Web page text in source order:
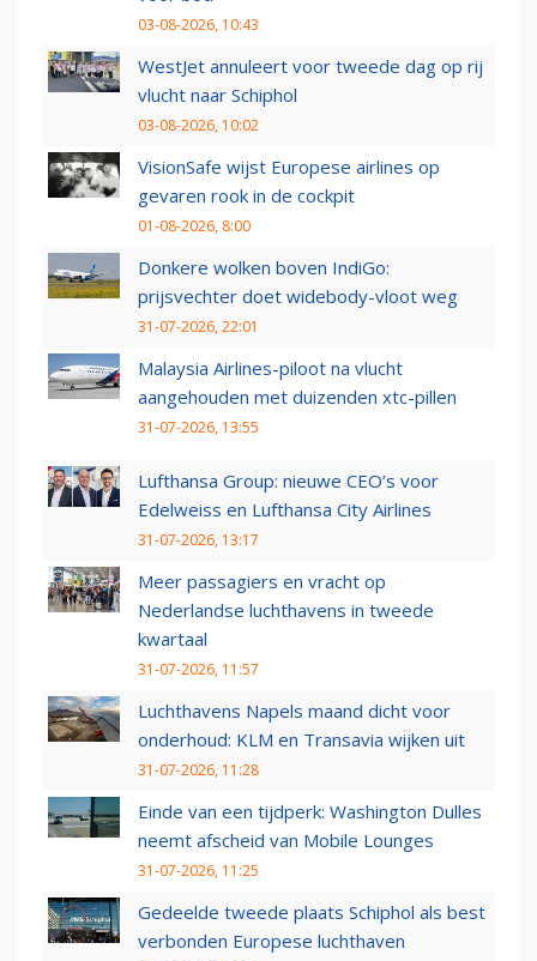
03-08-2026, 10:43
WestJet annuleert voor tweede dag op rij
vlucht naar Schiphol
03-08-2026, 10:02
VisionSafe wijst Europese airlines op
gevaren rook in de cockpit
01-08-2026, 8:00
Donkere wolken boven IndiGo:
prijsvechter doet widebody-vloot weg
31-07-2026, 22:01
Malaysia Airlines-piloot na vlucht
aangehouden met duizenden xtc-pillen
31-07-2026, 13:55
Lufthansa Group: nieuwe CEO’s voor
Edelweiss en Lufthansa City Airlines
31-07-2026, 13:17
Meer passagiers en vracht op
Nederlandse luchthavens in tweede
kwartaal
31-07-2026, 11:57
Luchthavens Napels maand dicht voor
onderhoud: KLM en Transavia wijken uit
31-07-2026, 11:28
Einde van een tijdperk: Washington Dulles
neemt afscheid van Mobile Lounges
31-07-2026, 11:25
Gedeelde tweede plaats Schiphol als best
verbonden Europese luchthaven